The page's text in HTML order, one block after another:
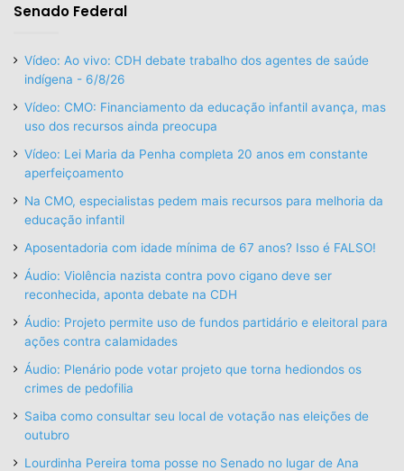
Senado Federal
Vídeo: Ao vivo: CDH debate trabalho dos agentes de saúde
indígena - 6/8/26
Vídeo: CMO: Financiamento da educação infantil avança, mas
uso dos recursos ainda preocupa
Vídeo: Lei Maria da Penha completa 20 anos em constante
aperfeiçoamento
Na CMO, especialistas pedem mais recursos para melhoria da
educação infantil
Aposentadoria com idade mínima de 67 anos? Isso é FALSO!
Áudio: Violência nazista contra povo cigano deve ser
reconhecida, aponta debate na CDH
Áudio: Projeto permite uso de fundos partidário e eleitoral para
ações contra calamidades
Áudio: Plenário pode votar projeto que torna hediondos os
crimes de pedofilia
Saiba como consultar seu local de votação nas eleições de
outubro
Lourdinha Pereira toma posse no Senado no lugar de Ana